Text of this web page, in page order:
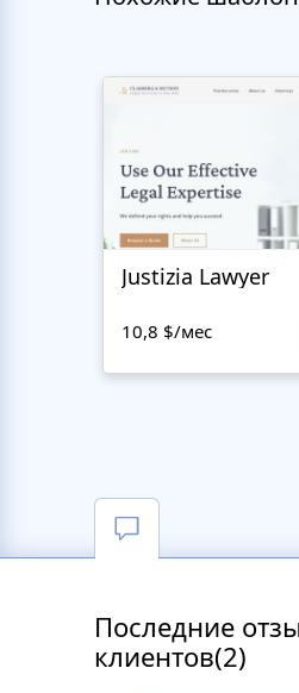
Justizia Lawyer
10,8 $/мес
Последние
клиентов(2)